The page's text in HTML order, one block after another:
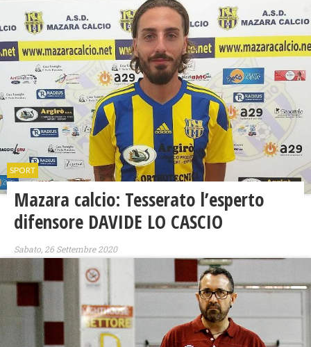
SPORT
Mazara calcio: Tesserato l’esperto
difensore DAVIDE LO CASCIO
Sabato, 26 Settembre 2020